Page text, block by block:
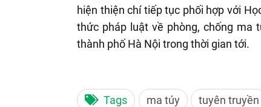
hiện thiện chí tiếp tục phối hợp với
thức pháp luật về phòng, chống ma
thành phố Hà Nội trong thời gian tới.
Tags ma túy tuyên truyền